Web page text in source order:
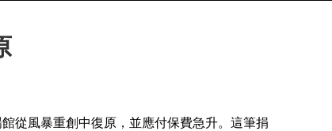
風暴重創中復原，並應付保費急升。這筆捐